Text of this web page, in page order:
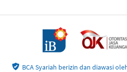
BCA Syariah berizin dan diawasi